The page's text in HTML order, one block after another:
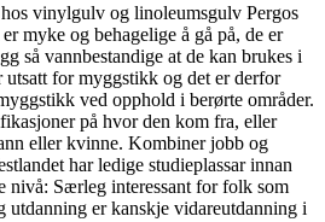
vinylgulv og linoleumsgulv Pergos
myke og behagelige å gå på, de er
så vannbestandige at de kan brukes i
for myggstikk og det er derfor
ved opphold i berørte områder.
på hvor den kom fra, eller
eller kvinne. Kombiner jobb og
har ledige studieplassar innan
nivå: Særleg interessant for folk som
utdanning er kanskje vidareutdanning i